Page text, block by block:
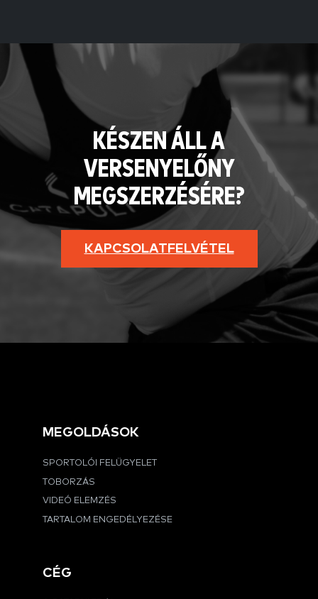
KÉSZEN ÁLL A
VERSENYELŐNY
MEGSZERZÉSÉRE?
KAPCSOLATFELVÉTEL
MEGOLDÁSOK
SPORTOLÓI FELÜGYELET
TOBORZÁS
VIDEÓ ELEMZÉS
TARTALOM ENGEDÉLYEZÉSE
CÉG